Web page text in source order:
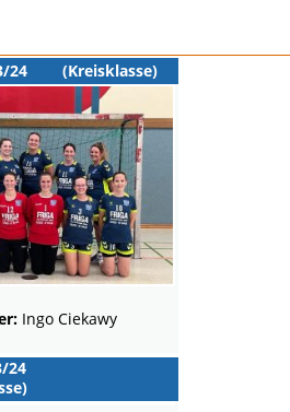
24 (Kreisklasse)
Ingo Ciekawy
24